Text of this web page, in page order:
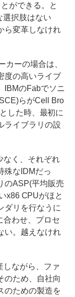
ができる。と
選択肢はない
ら変革しなけれ
ーの場合は、
度の高いライブ
IBMのFabでソニ
らがCell Bro
した時、最初に
ライブラリの設
く、それぞれ
殊なIDMだっ
のASP(平均販売
x86 CPUがほと
ダリを行なうに
合わせ、プロセ
い。越えなけれ
ながら、ファ
のため、自社向
のための製造を